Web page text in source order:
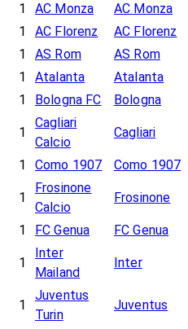
1
AC Monza AC Monza
1
AC Florenz AC Florenz
1
AS Rom AS Rom
1
Atalanta Atalanta
1
Bologna FC Bologna
1
Cagliari
Calcio
Cagliari
1 Como 1907 Como 1907
1
Frosinone
Calcio
Frosinone
1 FC Genua FC Genua
1
Inter
Mailand
Inter
1
Juventus
Turin
Juventus